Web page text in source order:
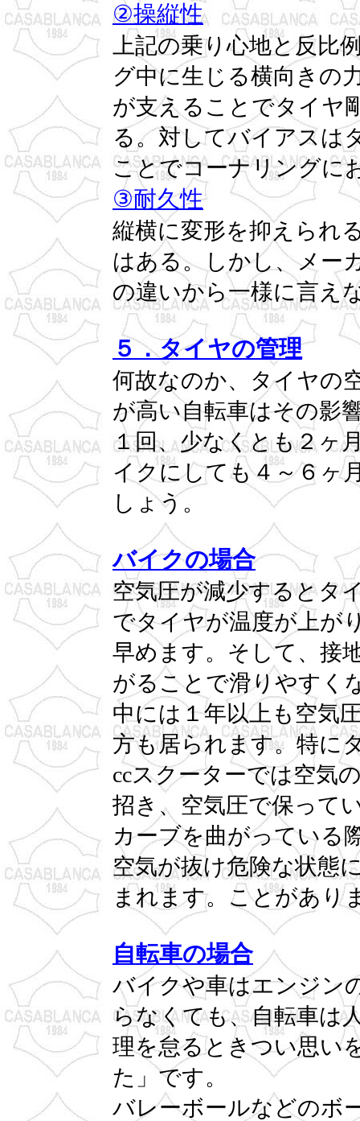
②操縦性
上記の乗り心地と反比
グ中に生じる横向きの
が支えることでタイヤ
る。対してバイアスは
ことでコーナリングに
③耐久性
縦横に変形を抑えられ
はある。しかし、メー
の違いから一様に言え
５．タイヤの管理
何故なのか、タイヤの
が高い自転車はその影
１回、少なくとも２ヶ
イクにしても４～６ヶ
しょう。
バイクの場合
空気圧が減少するとタ
でタイヤが温度が上が
早めます。そして、接
がることで滑りやすく
中には１年以上も空気
方も居られます。特に
ccスクーターでは空気
招き、空気圧で保って
カーブを曲がっている
空気が抜け危険な状態
まれます。ことがあり
自転車の場合
バイクや車はエンジン
らなくても、自転車は
理を怠るときつい思い
た」です。
バレーボールなどのボ